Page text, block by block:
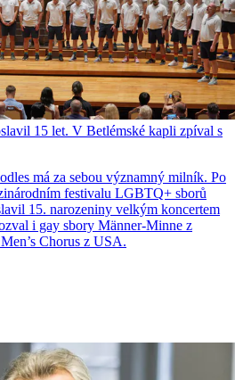
15 let. V Betlémské kapli zpíval s
má za sebou významný milník. Po
festivalu LGBTQ+ sborů
15. narozeniny velkým koncertem
i gay sbory Männer-Minne z
Chorus z USA.